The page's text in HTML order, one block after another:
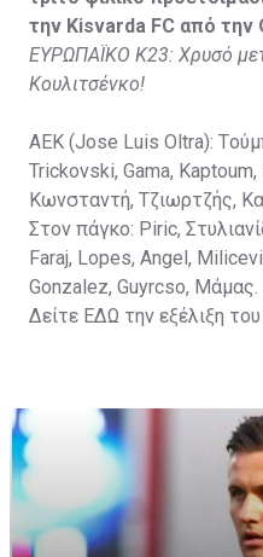
την Kisvarda FC από την
ΕΥΡΩΠΑΪΚΟ Κ23: Χρυσό
Κουλιτσένκο!
ΑΕΚ (Jose Luis Oltra):
Trickovski, Gama,
Κωνσταντή, Τζιωρτζής,
Στον πάγκο: Piric,
Faraj, Lopes, Angel,
Gonzalez, Guyrcso, Μάμας.
Δείτε ΕΔΩ την εξέλιξη